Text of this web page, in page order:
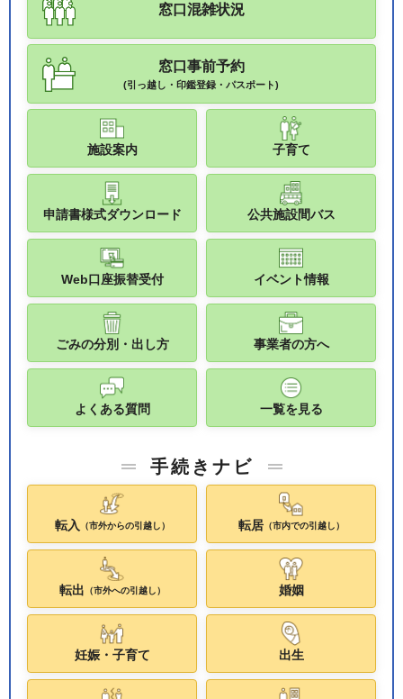
窓口混雑状況
窓口事前予約
(引っ越し・印鑑登録・パスポート)
施設案内 子育て
申請書様式ダウンロード 公共施設間バス
Web口座振替受付 イベント情報
ごみの分別・出し方 事業者の方へ
よくある質問 一覧を見る
手続きナビ
転入 （市外からの引越し） 転居（市内での引越し）
転出 （市外への引越し） 婚姻
妊娠・子育て 出生